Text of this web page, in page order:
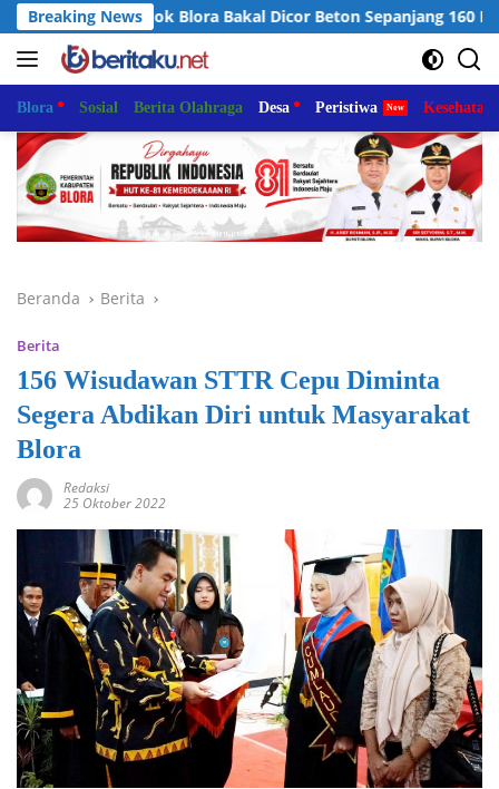
Langsung
ke
konten
Breaking NewsBlora Bakal Dicor Beton Sepanjang 160 M
Blora Sosial Berita Olahraga Desa Peristiwa Kesehatan
Beranda Berita
Berita
156 Wisudawan STTR Cepu Diminta
Segera Abdikan Diri untuk Masyarakat
Blora
Redaksi
25 Oktober 2022